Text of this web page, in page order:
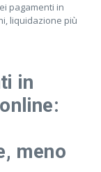
pagamenti in
liquidazione più
in
meno